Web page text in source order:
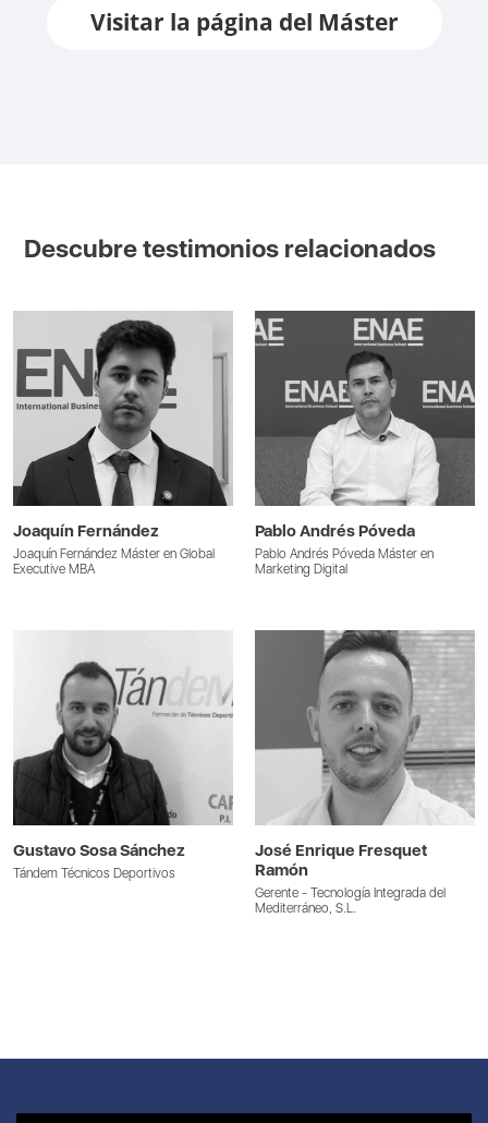
Visitar la página del Máster
Descubre testimonios relacionados
Joaquín Fernández
Joaquín Fernández Máster en Global
Executive MBA
Pablo Andrés Póveda
Pablo Andrés Póveda Máster en
Marketing Digital
Gustavo Sosa Sánchez
Tándem Técnicos Deportivos
José Enrique Fresquet
Ramón
Gerente - Tecnología Integrada del
Mediterráneo, S.L.